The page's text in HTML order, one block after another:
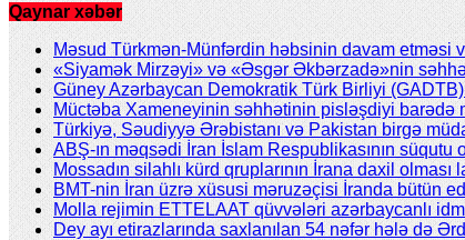
Qaynar xəbər
Məsud Türkmən-Münfərdin həbsinin davam etməsi
«Siyamək Mirzəyi» və «Əsgər Əkbərzadə»nin
Güney Azərbaycan Demokratik Türk Birliyi (GADTB)
Müctəba Xameneyinin səhhətinin pisləşdiyi barədə
Türkiyə, Səudiyyə Ərəbistanı və Pakistan birgə
ABŞ-ın məqsədi İran İslam Respublikasının süqutu
Mossadın silahlı kürd qruplarının İrana daxil
BMT-nin İran üzrə xüsusi məruzəçisi İranda bütün
Molla rejimin ETTELAAT qüvvələri azərbaycanlı
Dey ayı etirazlarında saxlanılan 54 nəfər hələ də